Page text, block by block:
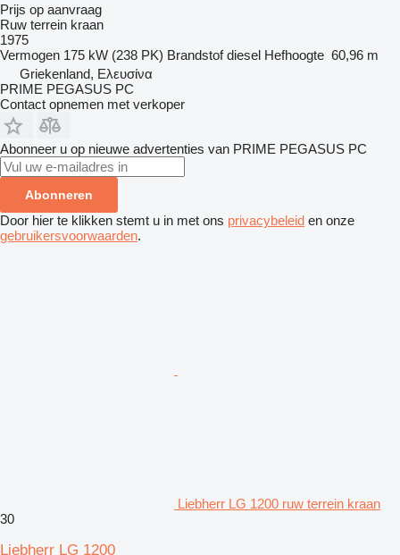
Prijs op aanvraag
Ruw terrein kraan
1975
Vermogen 175 kW (238 PK) Brandstof diesel Hefhoogte 60,96 m
Griekenland, Ελευσίνα
PRIME PEGASUS PC
Contact opnemen met verkoper
Abonneer u op nieuwe advertenties van PRIME PEGASUS PC
Abonneren
Door hier te klikken stemt u in met ons privacybeleid en onze
gebruikersvoorwaarden.
Liebherr LG 1200 ruw terrein kraan
30
Liebherr LG 1200